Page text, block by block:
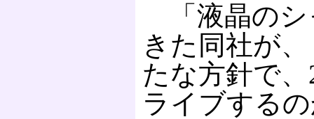
「液晶のシ
きた同社が
たな方針で
ライブする